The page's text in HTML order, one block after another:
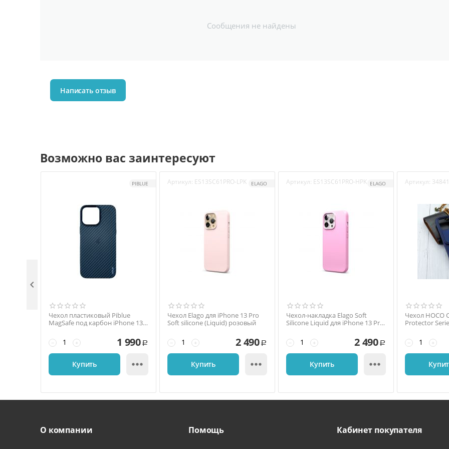
Сообщения не найдены
Написать отзыв
Возможно вас заинтересуют
PIBLUE
Чехол пластиковый Piblue
MagSafe под карбон iPhone 13
+
− 1 990 Р
Купить 
Артикул: ES13SC61PRO-LPK ELAGO
Чехол Elago для iPhone 13 Pro
Soft silicone (Liquid) розовый
+
− 2 490 Р
Купить 
Артикул: ES13SC61PRO-HPK ELAGO
Чехол-накладка Elago Soft
Silicone Liquid для iPhone 13 Pro,
розовый+
− 2 490 Р
Купить 
Артикул:
Чехол HOCO
Protector
+
−

О компании Помощь Кабинет покупателя